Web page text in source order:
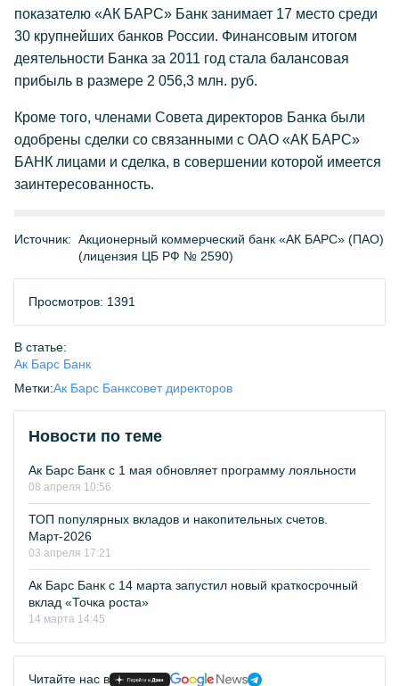
показателю «АК БАРС» Банк занимает 17 место среди
30 крупнейших банков России. Финансовым итогом
деятельности Банка за 2011 год стала балансовая
прибыль в размере 2 056,3 млн. руб.
Кроме того, членами Совета директоров Банка были
одобрены сделки со связанными с ОАО «АК БАРС»
БАНК лицами и сделка, в совершении которой имеется
заинтересованность.
Источник: Акционерный коммерческий банк «АК БАРС» (ПАО)
(лицензия ЦБ РФ № 2590)
Просмотров: 1391
В статье:
Ак Барс Банк
Метки:Ак Барс Банксовет директоров
Новости по теме
Ак Барс Банк с 1 мая обновляет программу лояльности
08 апреля 10:56
ТОП популярных вкладов и накопительных счетов.
Март-2026
03 апреля 17:21
Ак Барс Банк с 14 марта запустил новый краткосрочный
вклад «Точка роста»
14 марта 14:45
Читайте нас в